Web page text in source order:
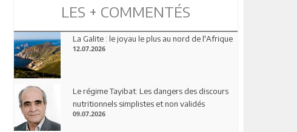
LES + COMMENTÉS
La Galite : le joyau le plus au nord de l'Afrique
12.07.2026
Le régime Tayibat: Les dangers des discours
nutritionnels simplistes et non validés
09.07.2026